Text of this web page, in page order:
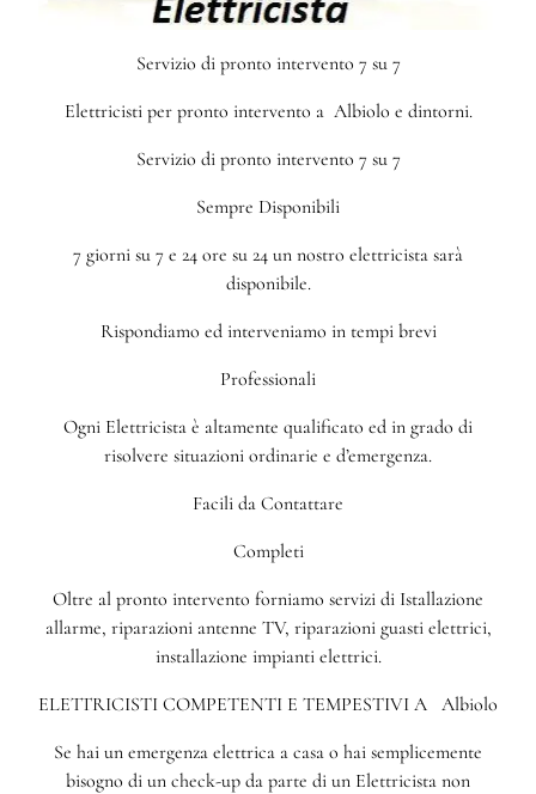
Servizio di pronto intervento 7 su 7
Elettricisti per pronto intervento a Albiolo e dintorni.
Servizio di pronto intervento 7 su 7
Sempre Disponibili
7 giorni su 7 e 24 ore su 24 un nostro elettricista sarà
disponibile.
Rispondiamo ed interveniamo in tempi brevi
Professionali
Ogni Elettricista è altamente qualificato ed in grado di
risolvere situazioni ordinarie e d’emergenza.
Facili da Contattare
Completi
Oltre al pronto intervento forniamo servizi di Istallazione
allarme, riparazioni antenne TV, riparazioni guasti elettrici,
installazione impianti elettrici.
ELETTRICISTI COMPETENTI E TEMPESTIVI A Albiolo
Se hai un emergenza elettrica a casa o hai semplicemente
bisogno di un check-up da parte di un Elettricista non